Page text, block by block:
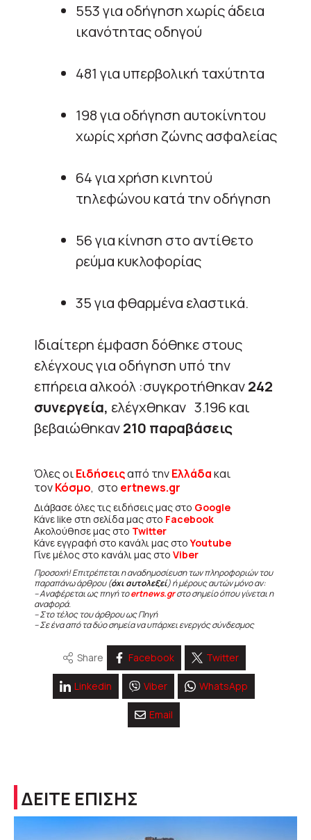
553 για οδήγηση χωρίς άδεια
ικανότητας οδηγού
481 για υπερβολική ταχύτητα
198 για οδήγηση αυτοκίνητου
χωρίς χρήση ζώνης ασφαλείας
64 για χρήση κινητού
τηλεφώνου κατά την οδήγηση
56 για κίνηση στο αντίθετο
ρεύμα κυκλοφορίας
35 για φθαρμένα ελαστικά.
Ιδιαίτερη έμφαση δόθηκε στους
ελέγχους για οδήγηση υπό την
επήρεια αλκοόλ :συγκροτήθηκαν242
συνεργεία, ελέγχθηκαν 3.196 και
βεβαιώθηκαν210 παραβάσεις
Όλες οιΕιδήσειςαπό τηνΕλλάδακαι
τονΚόσμο, στο ertnews.gr
Διάβασε όλες τις ειδήσεις μας στο Google
Κάνε like στη σελίδα μας στο Facebook
Ακολούθησε μας στο Twitter
Κάνε εγγραφή στο κανάλι μας στοYoutube
Γίνε μέλος στο κανάλι μας στο Viber
Προσοχή! Επιτρέπεται η αναδημοσίευση των πληροφοριών του
παραπάνω άρθρου (όχι αυτολεξεί) ή μέρους αυτών μόνο αν:
– Αναφέρεται ως πηγή τοertnews.grστο σημείο όπου γίνεται η
αναφορά.
– Στο τέλος του άρθρου ως Πηγή
– Σε ένα από τα δύο σημεία να υπάρχει ενεργός σύνδεσμος
Share Facebook Twitter
Linkedin Viber WhatsApp
Email
ΔΕΙΤΕ ΕΠΙΣΗΣ